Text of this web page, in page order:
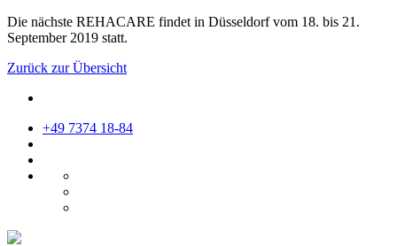
Die nächste REHACARE findet in Düsseldorf vom 18. bis 21.
September 2019 statt.
Zurück zur Übersicht
+49 7374 18-84